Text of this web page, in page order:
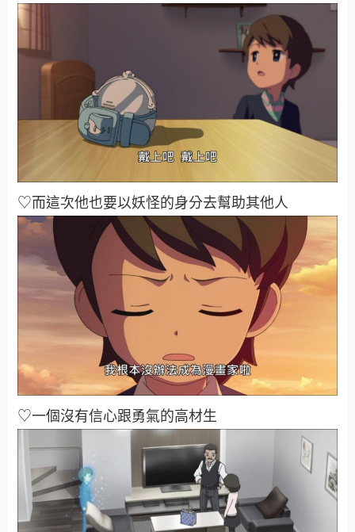
♡而這次他也要以妖怪的身分去幫助其他人
♡一個沒有信心跟勇氣的高材生